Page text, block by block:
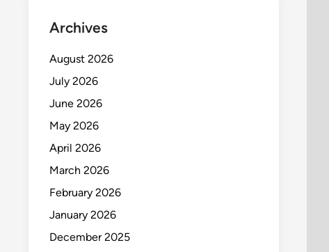
Archives
August 2026
July 2026
June 2026
May 2026
April 2026
March 2026
February 2026
January 2026
December 2025